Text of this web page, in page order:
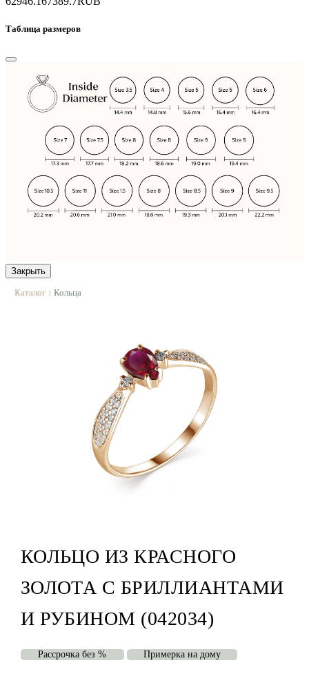
Таблица размеров
Закрыть
Каталог | Кольца
КОЛЬЦО ИЗ КРАСНОГО
ЗОЛОТА С БРИЛЛИАНТАМИ
И РУБИНОМ (042034)
Рассрочка без % Примерка на дому